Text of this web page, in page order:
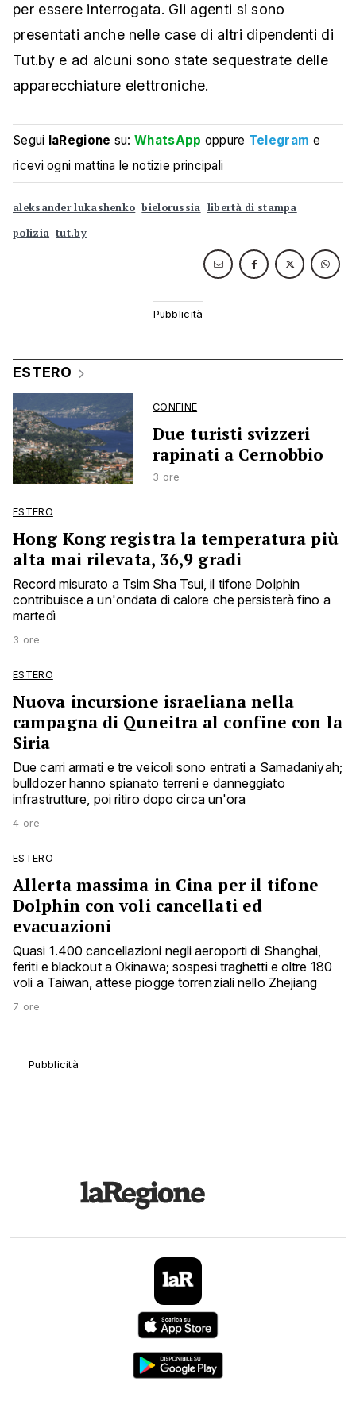
per essere interrogata. Gli agenti si sono
presentati anche nelle case di altri dipendenti di
Tut.by e ad alcuni sono state sequestrate delle
apparecchiature elettroniche.
Segui laRegione su:WhatsApp oppure Telegram e
ricevi ogni mattina le notizie principali
aleksander lukashenko bielorussia libertà di stampa
polizia tut.by
ESTERO
CONFINE
Due turisti svizzeri
rapinati a Cernobbio
3 ore
ESTERO
Hong Kong registra la temperatura più
alta mai rilevata, 36,9 gradi
Record misurato a Tsim Sha Tsui, il tifone Dolphin
contribuisce a un'ondata di calore che persisterà fino a
martedì
3 ore
ESTERO
Nuova incursione israeliana nella
campagna di Quneitra al confine con la
Siria
Due carri armati e tre veicoli sono entrati a Samadaniyah;
bulldozer hanno spianato terreni e danneggiato
infrastrutture, poi ritiro dopo circa un'ora
4 ore
ESTERO
Allerta massima in Cina per il tifone
Dolphin con voli cancellati ed
evacuazioni
Quasi 1.400 cancellazioni negli aeroporti di Shanghai,
feriti e blackout a Okinawa; sospesi traghetti e oltre 180
voli a Taiwan, attese piogge torrenziali nello Zhejiang
7 ore